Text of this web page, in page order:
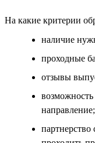
На какие критерии
наличие
проходные
отзывы
направление;
партнерство